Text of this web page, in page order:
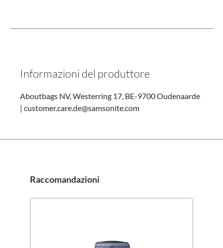
Informazioni del produttore
Aboutbags NV, Westerring 17, BE-9700 Oudenaarde
| customer.care.de@samsonite.com
Salta la galleria dei prodotti
Raccomandazioni